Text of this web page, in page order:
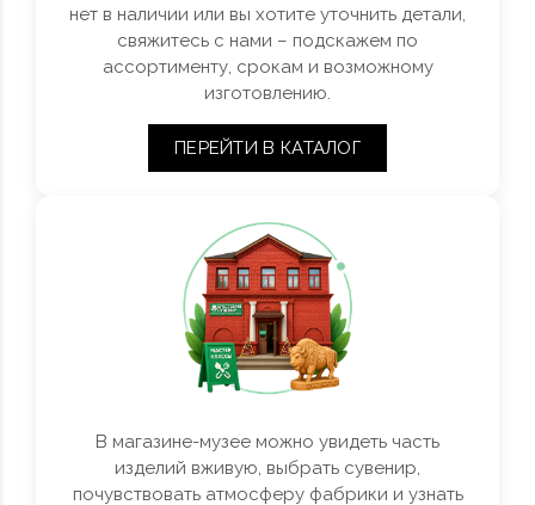
нет в наличии или вы хотите уточнить детали,
свяжитесь с нами – подскажем по
ассортименту, срокам и возможному
изготовлению.
ПЕРЕЙТИ В КАТАЛОГ
В магазине-музее можно увидеть часть
изделий вживую, выбрать сувенир,
почувствовать атмосферу фабрики и узнать